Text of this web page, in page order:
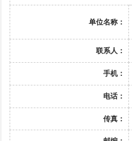
单位名称：
联系人：
手机：
电话：
传真：